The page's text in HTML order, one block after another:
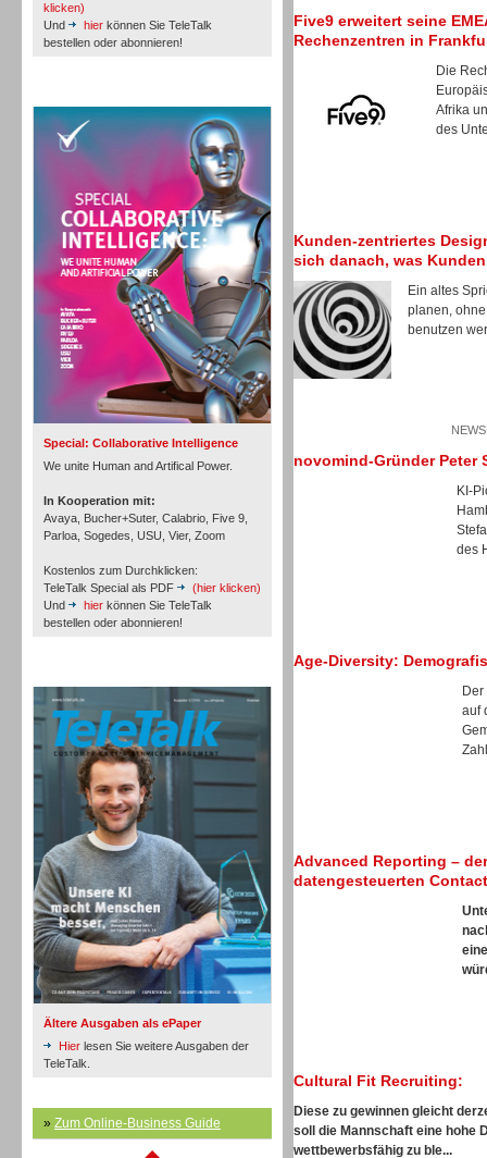
klicken)
Und
hier können Sie TeleTalk
bestellen oder abonnieren!
Special: Collaborative Intelligence
We unite Human and Artifical Power.
In Kooperation mit:
Avaya, Bucher+Suter, Calabrio, Five 9,
Parloa, Sogedes, USU, Vier, Zoom
Kostenlos zum Durchklicken:
TeleTalk Special als PDF
(hier klicken)
Und
hier können Sie TeleTalk
bestellen oder abonnieren!
Ältere Ausgaben als ePaper
Hier lesen Sie weitere Ausgaben der
TeleTalk.
» Zum Online-Business Guide
Personal
Inbound
Inbound
Inbound
Five9 erweitert seine
Rechenzentren in
Die
Afrika
des
Kunden-zentriertes
sich danach, was
Ein altes
planen,
benutzen
novomind-Gründer Peter
KI-
des
Age-Diversity:
auf
Advanced Reporting –
datengesteuerten
Cultural Fit Recruiting:
Diese zu gewinnen gleicht
soll die Mannschaft eine hohe
wettbewerbsfähig zu ble...